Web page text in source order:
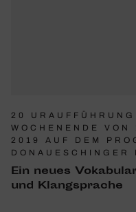
20
WOCHENENDE
2019 AUF DEM
DONAUESCHINGER
Ein neues
und Klang­sprache